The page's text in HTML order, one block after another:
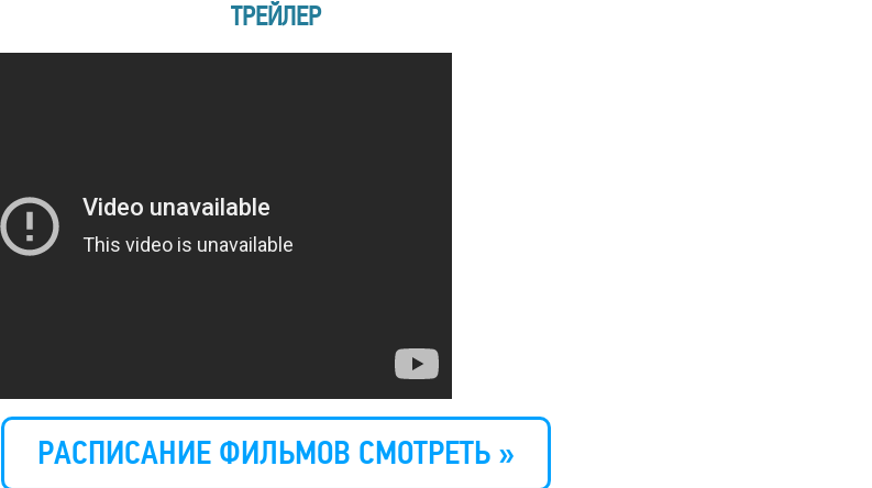
ТРЕЙЛЕР
РАСПИСАНИЕ ФИЛЬМОВ СМОТРЕТЬ »